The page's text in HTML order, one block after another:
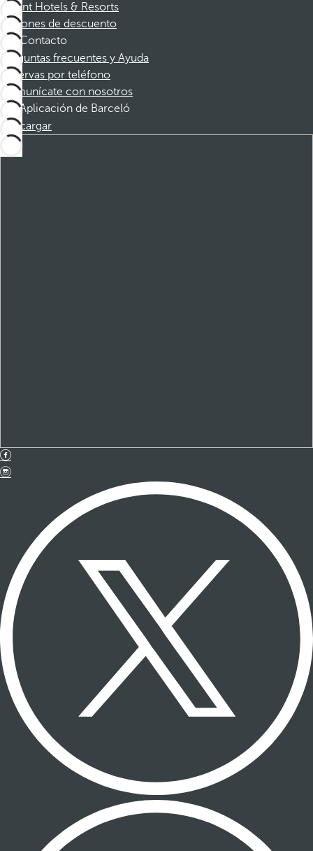
Dorint Hotels & Resorts
Cupones de descuento
Contacto
Preguntas frecuentes y Ayuda
Reservas por teléfono
Comunícate con nosotros
Aplicación de Barceló
Descargar